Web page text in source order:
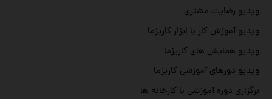
ویدیو رضایت مشتری
ویدیو آموزش کار با ابزار کاریزما
ویدیو همایش های کاریزما
ویدیو دورهای آموزشی کاریزما
برگزاری دوره آموزشی با کارخانه ها